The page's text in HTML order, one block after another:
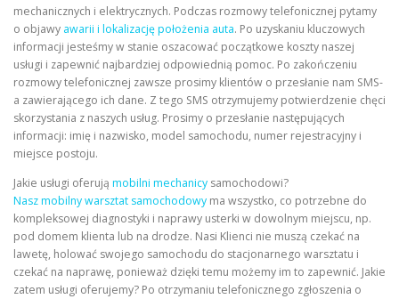
mechanicznych i elektrycznych. Podczas rozmowy telefonicznej pytamy
o objawy awarii i lokalizację położenia auta. Po uzyskaniu kluczowych
informacji jesteśmy w stanie oszacować początkowe koszty naszej
usługi i zapewnić najbardziej odpowiednią pomoc. Po zakończeniu
rozmowy telefonicznej zawsze prosimy klientów o przesłanie nam SMS-
a zawierającego ich dane. Z tego SMS otrzymujemy potwierdzenie chęci
skorzystania z naszych usług. Prosimy o przesłanie następujących
informacji: imię i nazwisko, model samochodu, numer rejestracyjny i
miejsce postoju.
Jakie usługi oferują mobilni mechanicy samochodowi?
Nasz mobilny warsztat samochodowy ma wszystko, co potrzebne do
kompleksowej diagnostyki i naprawy usterki w dowolnym miejscu, np.
pod domem klienta lub na drodze. Nasi Klienci nie muszą czekać na
lawetę, holować swojego samochodu do stacjonarnego warsztatu i
czekać na naprawę, ponieważ dzięki temu możemy im to zapewnić. Jakie
zatem usługi oferujemy? Po otrzymaniu telefonicznego zgłoszenia o